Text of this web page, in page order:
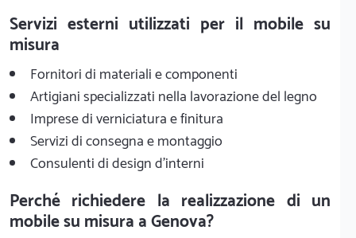
Servizi esterni utilizzati per il mobile su
misura
Fornitori di materiali e componenti
Artigiani specializzati nella lavorazione del legno
Imprese di verniciatura e finitura
Servizi di consegna e montaggio
Consulenti di design d'interni
Perché richiedere la realizzazione di un
mobile su misura a Genova?